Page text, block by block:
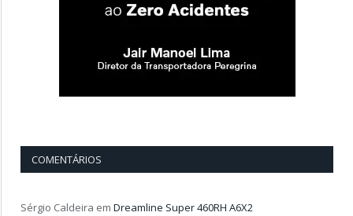
COMENTÁRIOS
Sérgio Caldeira em Dreamline Super 460RH A6X2